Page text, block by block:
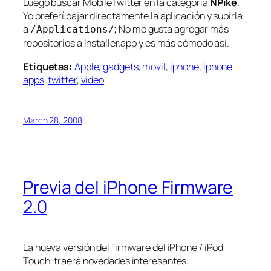
Yo preferí bajar directamente la aplicación y subirla
a /Applications/; No me gusta agregar más
repositorios a Installer.app y es más cómodo así.
Etiquetas: Apple,gadgets,movil, iphone, iphone
apps,twitter,video
March 28, 2008
Previa del iPhone Firmware
2.0
La nueva versión del firmware del iPhone / iPod
Touch, traerá novedades interesantes: